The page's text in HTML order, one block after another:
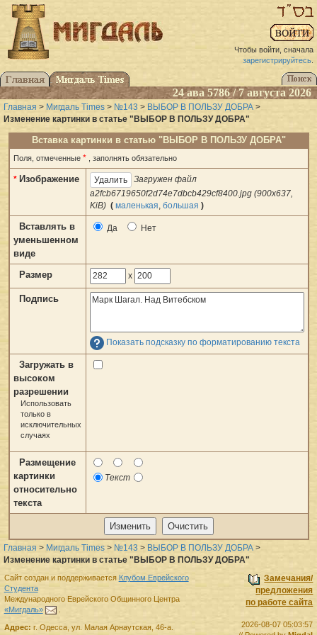
Чтобы войти, сначала
зарегистрируйтесь.
24 ава 5786 / 7 августа 2026
Главная > Мигдаль Times > №143 > ВЫБОР В ПОЛЬЗУ ДОБРА >
Изменение картинки в статье "ВЫБОР В ПОЛЬЗУ ДОБРА"
Вставка картинки в статью "ВЫБОР В ПОЛЬЗУ ДОБРА"
Поля, отмеченные * , заполнять обязательно
* Изображение
Загружен файл
a2fcb6719650f2d74e7dbcb429cf8400.jpg (900x637,
KiB) ( маленькая большая )
Вставлять в
уменьшенном
виде
Да Нет
Размер x
Подпись
Показать подсказку по форматированию текста
Загружать в
высоком
разрешении
Использовать
только в
исключительных
случаях
Размещение
картинки
относительно
текста
Текст
Главная > Мигдаль Times > №143 > ВЫБОР В ПОЛЬЗУ ДОБРА >
Изменение картинки в статье "ВЫБОР В ПОЛЬЗУ ДОБРА"
Замечания/
предложения
по работе сайта
2026-08-07 05:03:57
Сайт создан и поддерживается Клубом Еврейского
Студента
Международного Еврейского Общинного Центра
«Мигдаль»
Адрес: г. Одесса, ул. Малая Арнаутская, 46-а.